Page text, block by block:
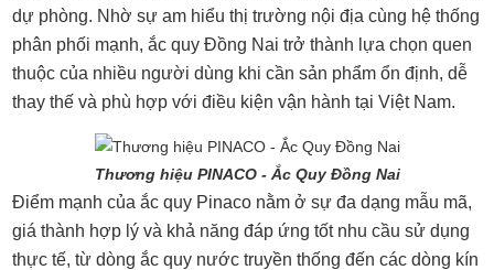
dự phòng. Nhờ sự am hiểu thị trường nội địa cùng hệ thống
phân phối mạnh, ắc quy Đồng Nai trở thành lựa chọn quen
thuộc của nhiều người dùng khi cần sản phẩm ổn định, dễ
thay thế và phù hợp với điều kiện vận hành tại Việt Nam.
Thương hiệu PINACO - Ắc Quy Đồng Nai
Điểm mạnh của ắc quy Pinaco nằm ở sự đa dạng mẫu mã,
giá thành hợp lý và khả năng đáp ứng tốt nhu cầu sử dụng
thực tế, từ dòng ắc quy nước truyền thống đến các dòng kín